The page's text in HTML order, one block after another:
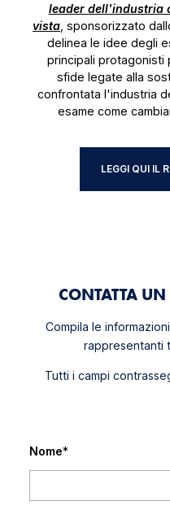
leader dell'industria
vista , sponsorizzato
delinea le idee degli
principali protagonisti
sfide legate alla
confrontata l'industria
esame come
LEGGI QUI IL
CONTATTA UN
Compila le
rappresentanti
Tutti i campi
Nome*